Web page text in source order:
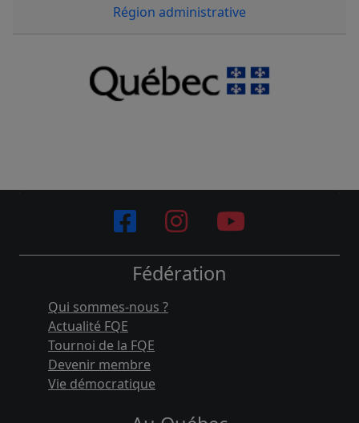
Région administrative
Fédération
Qui sommes-nous ?
Actualité FQE
Tournoi de la FQE
Devenir membre
Vie démocratique